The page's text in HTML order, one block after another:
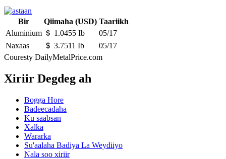
Bir Qiimaha (USD) Taariikh
Aluminium ＄ 1.0455 Ib
05/17
Naxaas
＄ 3.7511 Ib
05/17
Couresty DailyMetalPrice.com
Xiriir Degdeg ah
Bogga Hore
Badeecadaha
Ku saabsan
Xalka
Wararka
Su'aalaha Badiya La Weydiiyo
Nala soo xiriir